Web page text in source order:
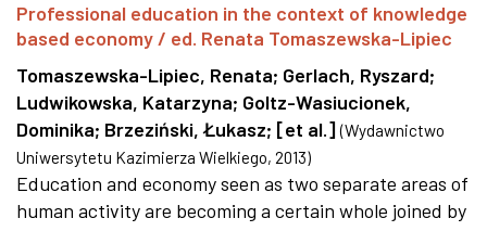
Professional education in the context of knowledge
based economy / ed. Renata Tomaszewska-Lipiec
Tomaszewska-Lipiec, Renata; Gerlach, Ryszard;
Ludwikowska, Katarzyna; Goltz-Wasiucionek,
Dominika; Brzeziński, Łukasz; [et al.] (Wydawnictwo
Uniwersytetu Kazimierza Wielkiego, 2013)
Education and economy seen as two separate areas of
human activity are becoming a certain whole joined by